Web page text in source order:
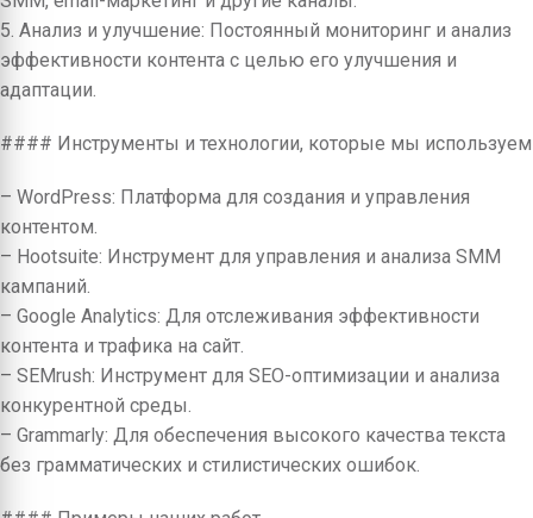
5. Анализ и улучшение: Постоянный мониторинг и анализ
эффективности контента с целью его улучшения и
адаптации.
#### Инструменты и технологии, которые мы используем
– WordPress: Платформа для создания и управления
контентом.
– Hootsuite: Инструмент для управления и анализа SMM
кампаний.
– Google Analytics: Для отслеживания эффективности
контента и трафика на сайт.
– SEMrush: Инструмент для SEO-оптимизации и анализа
конкурентной среды.
– Grammarly: Для обеспечения высокого качества текста
без грамматических и стилистических ошибок.